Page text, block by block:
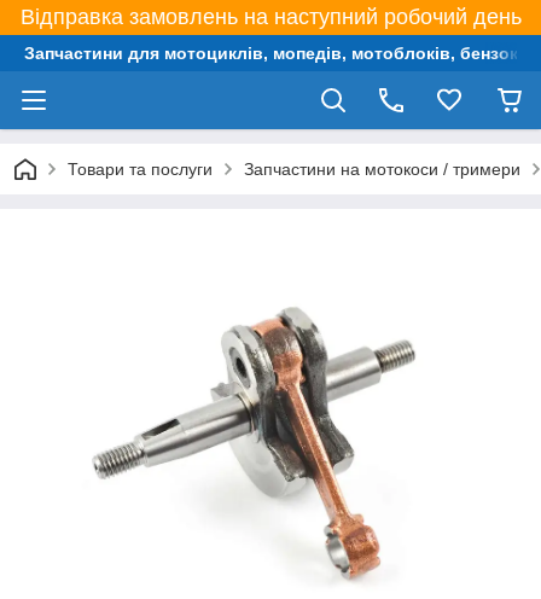
Відправка замовлень на наступний робочий день
Запчастини для мотоциклів, мопедів, мотоблоків,
Товари та послуги Запчастини на мотокоси / тримери